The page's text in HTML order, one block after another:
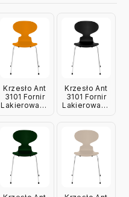
Krzesło Ant
3101 Fornir
Lakierowany
Krzesło Ant
3101 Fornir
Lakierowany